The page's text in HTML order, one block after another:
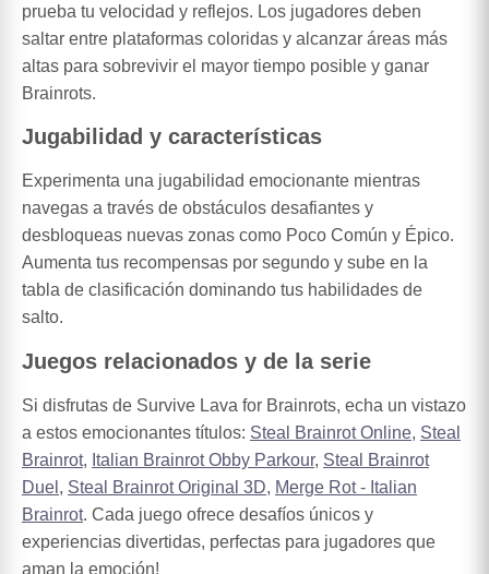
prueba tu velocidad y reflejos. Los jugadores deben
saltar entre plataformas coloridas y alcanzar áreas más
altas para sobrevivir el mayor tiempo posible y ganar
Brainrots.
Jugabilidad y características
Experimenta una jugabilidad emocionante mientras
navegas a través de obstáculos desafiantes y
desbloqueas nuevas zonas como Poco Común y Épico.
Aumenta tus recompensas por segundo y sube en la
tabla de clasificación dominando tus habilidades de
salto.
Juegos relacionados y de la serie
Si disfrutas de Survive Lava for Brainrots, echa un vistazo
a estos emocionantes títulos: Steal Brainrot Online, Steal
Brainrot, Italian Brainrot Obby Parkour, Steal Brainrot
Duel , Steal Brainrot Original 3D, Merge Rot - Italian
Brainrot. Cada juego ofrece desafíos únicos y
experiencias divertidas, perfectas para jugadores que
aman la emoción!